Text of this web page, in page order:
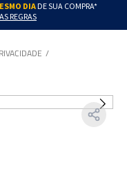
DIADE SUA COMPRA*
REGRAS